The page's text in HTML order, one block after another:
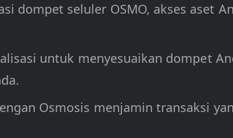
dompet seluler OSMO, akses aset
untuk menyesuaikan dompet
Osmosis menjamin transaksi